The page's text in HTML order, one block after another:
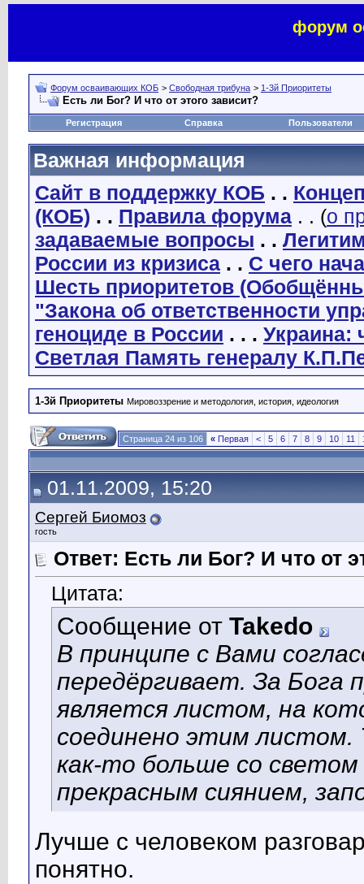
форум
Форум осваивающих КОБ > Свободная трибуна > 1-3й Приоритеты
Есть ли Бог? И что от этого зависит?
Регистрация Справка Пользователи
Важная информация
Сайт в поддержку КОБ . .
(КОБ) . . Правила форума . . (о
задаваемые вопросы . .
России из кризиса . . С чего
Шесть приоритетов
"Закона об ответственности
геноциде в России . . . Украина:
Светлая Память генералу
1-3й Приоритеты Мировоззрение и методология, история, идеология
Страница 24 из 106 « Первая < 5 6 7 8 9 10 11
01.11.2009, 15:20
Сергей Биомоз
гость
Ответ: Есть ли Бог? И что от
Цитата:
Сообщение от Takedo
В принципе с Вами
передёргивает. За Бога
является листом, на
соединено этим листом.
как-то больше со светом
прекрасным сиянием,
Лучше с человеком
понятно.